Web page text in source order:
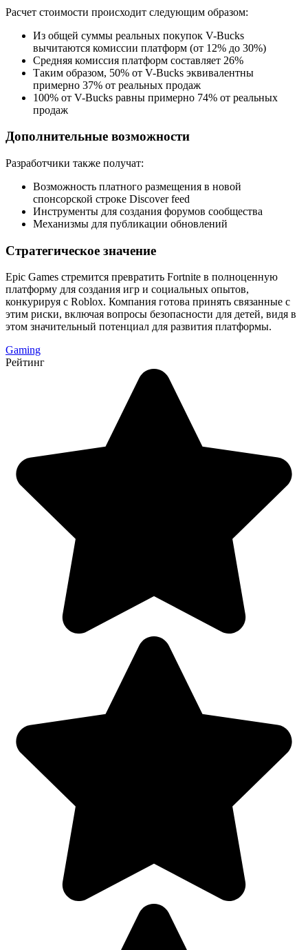
Расчет стоимости происходит следующим образом:
Из общей суммы реальных покупок V-Bucks
вычитаются комиссии платформ (от 12% до 30%)
Средняя комиссия платформ составляет 26%
Таким образом, 50% от V-Bucks эквивалентны
примерно 37% от реальных продаж
100% от V-Bucks равны примерно 74% от реальных
продаж
Дополнительные возможности
Разработчики также получат:
Возможность платного размещения в новой
спонсорской строке Discover feed
Инструменты для создания форумов сообщества
Механизмы для публикации обновлений
Стратегическое значение
Epic Games стремится превратить Fortnite в полноценную
платформу для создания игр и социальных опытов,
конкурируя с Roblox. Компания готова принять связанные с
этим риски, включая вопросы безопасности для детей, видя в
этом значительный потенциал для развития платформы.
Gaming
Рейтинг